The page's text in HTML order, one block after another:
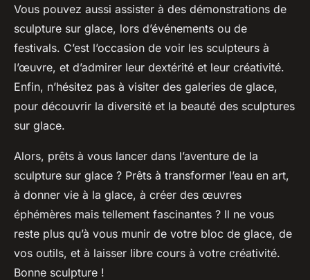
Vous pouvez aussi assister à des démonstrations de
sculpture sur glace, lors d’événements ou de
festivals. C’est l’occasion de voir les sculpteurs à
l’œuvre, et d’admirer leur dextérité et leur créativité.
Enfin, n’hésitez pas à visiter des galeries de glace,
pour découvrir la diversité et la beauté des sculptures
sur glace.
Alors, prêts à vous lancer dans l’aventure de la
sculpture sur glace ? Prêts à transformer l’eau en art,
à donner vie à la glace, à créer des œuvres
éphémères mais tellement fascinantes ? Il ne vous
reste plus qu’à vous munir de votre bloc de glace, de
vos outils, et à laisser libre cours à votre créativité.
Bonne sculpture !